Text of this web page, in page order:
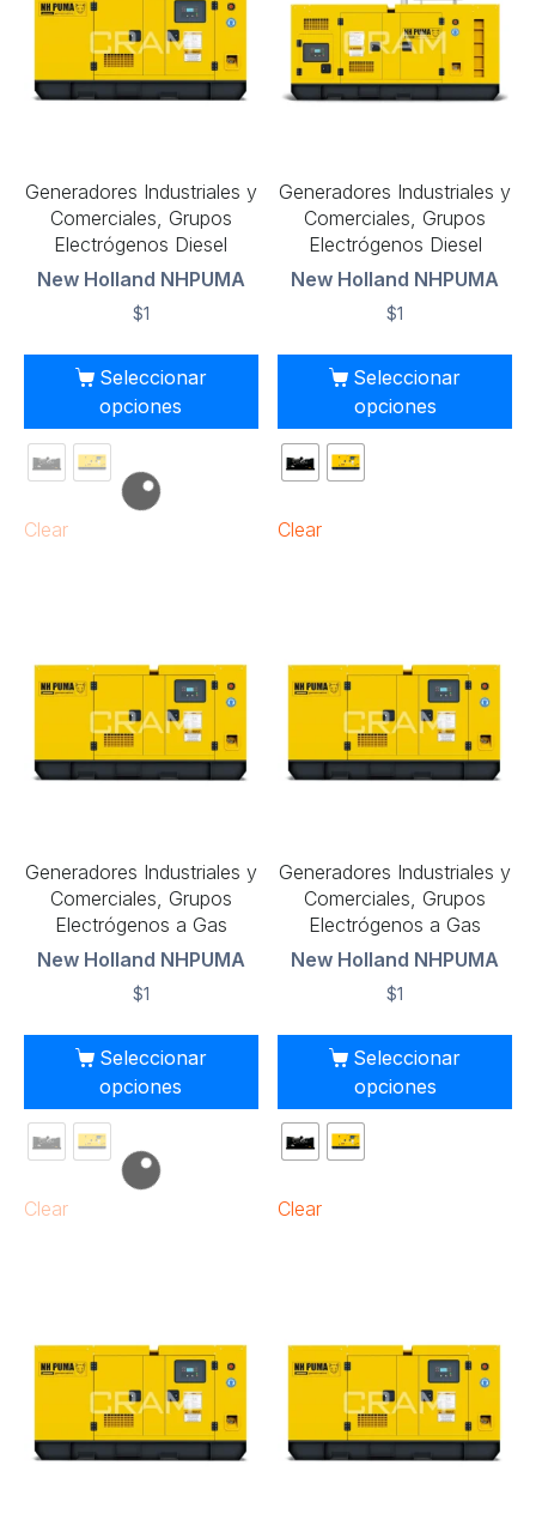
Generadores Industriales y
Comerciales, Grupos
Electrógenos Diesel
New Holland NHPUMA
$1
Seleccionar
opciones
Clear
Generadores Industriales y
Comerciales, Grupos
Electrógenos Diesel
New Holland NHPUMA
$1
Seleccionar
opciones
Clear
Generadores Industriales y
Comerciales, Grupos
Electrógenos a Gas
New Holland NHPUMA
$1
Seleccionar
opciones
Clear
Generadores Industriales y
Comerciales, Grupos
Electrógenos a Gas
New Holland NHPUMA
$1
Seleccionar
opciones
Clear